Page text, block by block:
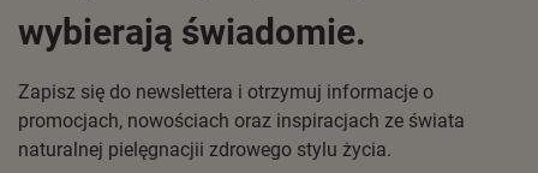
wybierają świadomie.
Zapisz się do newslettera i otrzymuj informacje o
promocjach, nowościach oraz inspiracjach ze świata
naturalnej pielęgnacjii zdrowego stylu życia.